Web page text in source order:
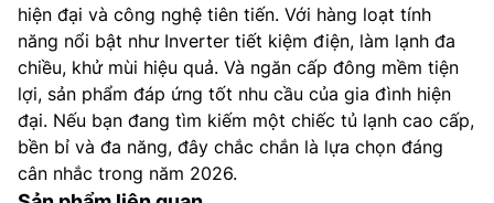
hiện đại và công nghệ tiên tiến. Với hàng loạt tính
năng nổi bật như Inverter tiết kiệm điện, làm lạnh đa
chiều, khử mùi hiệu quả. Và ngăn cấp đông mềm tiện
lợi, sản phẩm đáp ứng tốt nhu cầu của gia đình hiện
đại. Nếu bạn đang tìm kiếm một chiếc tủ lạnh cao cấp,
bền bỉ và đa năng, đây chắc chắn là lựa chọn đáng
cân nhắc trong năm 2026.